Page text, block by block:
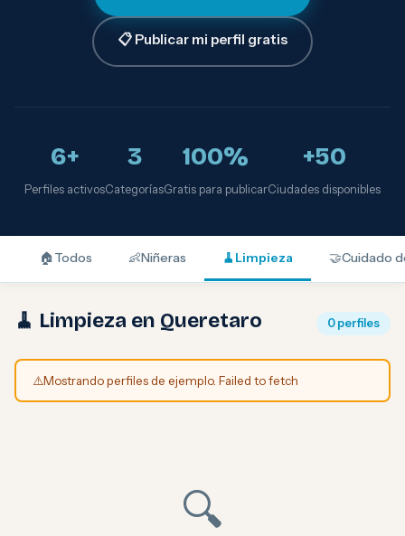
📋 Publicar mi perfil gratis
6+
Perfiles activos
3
Categorías
100%
Gratis para publicar
+50
Ciudades disponibles
🏠 Todos 👶Niñeras 🧹 Limpieza 🤝Cuidado
🧹 Limpieza en Queretaro 0 perfiles
⚠️Mostrando perfiles de ejemplo. Failed to fetch
🔍